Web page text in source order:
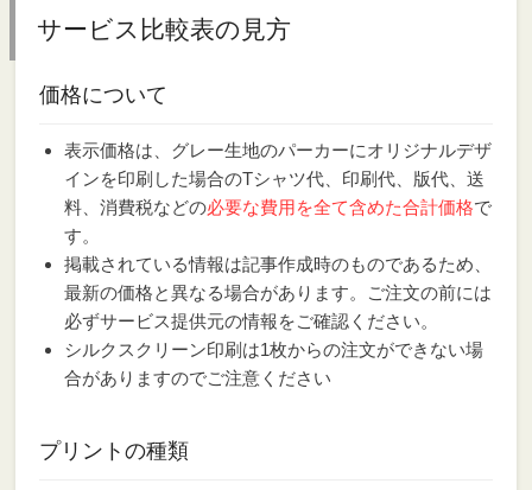
サービス比較表の見方
価格について
表示価格は、グレー生地のパーカーにオリジナルデザ
インを印刷した場合のTシャツ代、印刷代、版代、送
料、消費税などの必要な費用を全て含めた合計価格で
す。
掲載されている情報は記事作成時のものであるため、
最新の価格と異なる場合があります。ご注文の前には
必ずサービス提供元の情報をご確認ください。
シルクスクリーン印刷は1枚からの注文ができない場
合がありますのでご注意ください
プリントの種類